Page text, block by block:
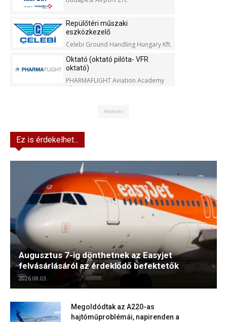
Repülőtéri műszaki
eszközkezelő
Celebi Ground Handling Hungary Kft.
Oktató (oktató pilóta- VFR
oktató)
PHARMAFLIGHT Aviation Academy
Kft.
Hirdetés
Ez is érdekelhet...
Augusztus 7-ig dönthetnek az Easyjet
felvásárlásáról az érdeklődő befektetők
2026.08.03.
Megoldódtak az A220-as
hajtóműproblémái, napirenden a